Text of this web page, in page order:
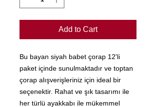
Add to Cart
Bu bayan siyah babet çorap 12'li
paket içinde sunulmaktadır ve toptan
çorap alışverişleriniz için ideal bir
seçenektir. Rahat ve şık tasarımı ile
her türlü ayakkabı ile mükemmel